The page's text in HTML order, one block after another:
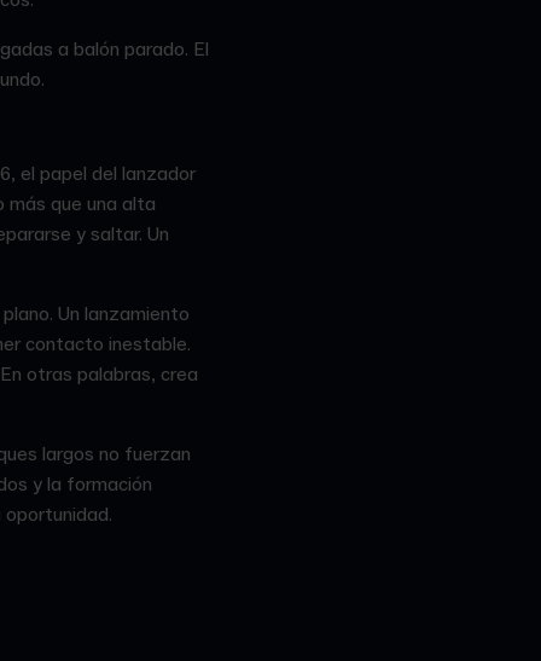
a balón parado. El
el papel del lanzador
más que una alta
y saltar. Un
Un lanzamiento
contacto inestable.
otras palabras, crea
largos no fuerzan
y la formación